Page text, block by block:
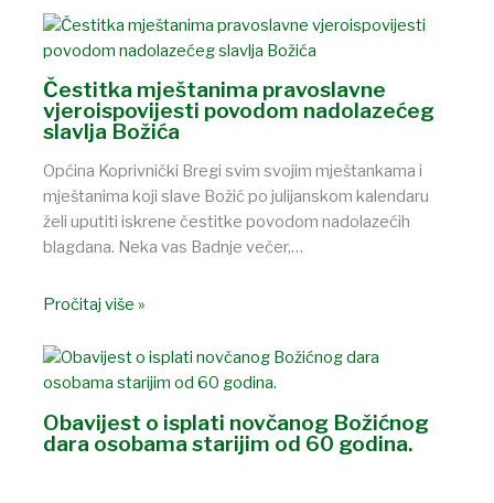
Čestitka mještanima pravoslavne
vjeroispovijesti povodom nadolazećeg
slavlja Božića
Općina Koprivnički Bregi svim svojim mještankama i
mještanima koji slave Božić po julijanskom kalendaru
želi uputiti iskrene čestitke povodom nadolazećih
blagdana. Neka vas Badnje večer,…
Pročitaj više »
Obavijest o isplati novčanog Božićnog
dara osobama starijim od 60 godina.